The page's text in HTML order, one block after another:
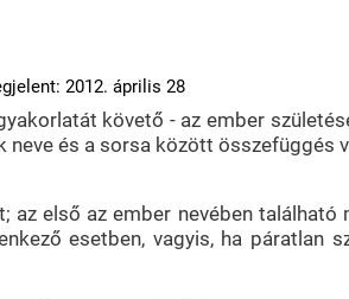
2012. április 28
követő - az ember
neve és a sorsa között
az első az ember nevében
esetben, vagyis, ha